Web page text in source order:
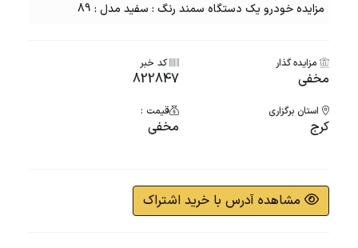
مزایده خودرو یک دستگاه سمند رنگ : سفید مدل : 89
مزایده گذار
مخفی
کد خبر
822847
استان برگزاری
کرج
قیمت :
مخفی
مشاهده آدرس با خرید اشتراک